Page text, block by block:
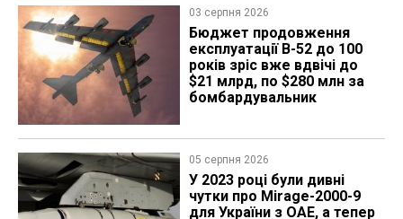
03 серпня 2026
Бюджет продовження
експлуатації B-52 до 100
років зріс вже вдвічі до
$21 млрд, по $280 млн за
бомбардувальник
05 серпня 2026
У 2023 році були дивні
чутки про Mirage-2000-9
для України з ОАЕ, а тепер